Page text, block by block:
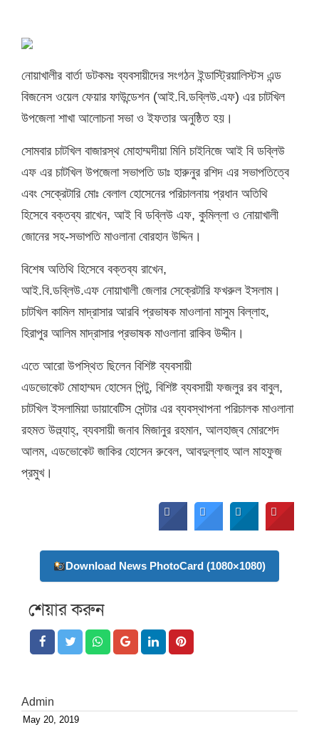
নোয়াখালীর বার্তা ডটকমঃ ব্যবসায়ীদের সংগঠন ইন্ডাস্ট্রিয়ালিস্টস এন্ড
বিজনেস ওয়েল ফেয়ার ফাউন্ডেশন (আই.বি.ডব্লিউ.এফ) এর চাটখিল
উপজেলা শাখা আলোচনা সভা ও ইফতার অনুষ্ঠিত হয়।
সোমবার চাটখিল বাজারস্থ মোহাম্মদীয়া মিনি চাইনিজে আই বি ডব্লিউ
এফ এর চাটখিল উপজেলা সভাপতি ডাঃ হারুনুর রশিদ এর সভাপতিত্বে
এবং সেক্রেটারি মোঃ বেলাল হোসেনের পরিচালনায় প্রধান অতিথি
হিসেবে বক্তব্য রাখেন, আই বি ডব্লিউ এফ, কুমিল্লা ও নোয়াখালী
জোনের সহ-সভাপতি মাওলানা বোরহান উদ্দিন।
বিশেষ অতিথি হিসেবে বক্তব্য রাখেন,
আই.বি.ডব্লিউ.এফ নোয়াখালী জেলার সেক্রেটারি ফখরুল ইসলাম।
চাটখিল কামিল মাদ্রাসার আরবি প্রভাষক মাওলানা মাসুম বিল্লাহ,
হিরাপুর আলিম মাদ্রাসার প্রভাষক মাওলানা রাকিব উদ্দীন।
এতে আরো উপস্থিত ছিলেন বিশিষ্ট ব্যবসায়ী
এডভোকেট মোহাম্মদ হোসেন পিন্টু, বিশিষ্ট ব্যবসায়ী ফজলুর রব বাবুল,
চাটখিল ইসলামিয়া ডায়াবেটিস সেন্টার এর ব্যবস্থাপনা পরিচালক মাওলানা
রহমত উল্ল্যাহ্, ব্যবসায়ী জনাব মিজানুর রহমান, আলহাজ্ব মোরশেদ
আলম, এডভোকেট জাকির হোসেন রুবেল, আবদুল্লাহ আল মাহফুজ
প্রমুখ।
Download News PhotoCard (1080×1080)
শেয়ার করুন
Admin
Posted
May 20, 2019